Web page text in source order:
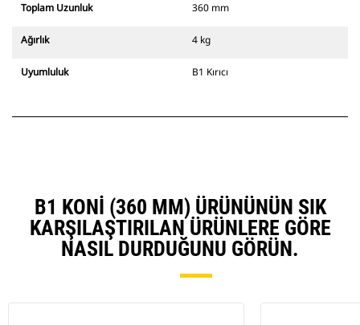
Toplam Uzunluk 360 mm
Ağırlık 4 kg
Uyumluluk B1 Kırıcı
B1 KONI (360 MM) ÜRÜNÜNÜN SIK
KARŞILAŞTIRILAN ÜRÜNLERE GÖRE
NASIL DURDUĞUNU GÖRÜN.